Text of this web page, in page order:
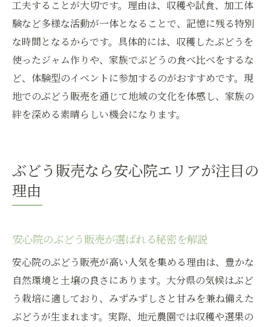
工夫することが大切です。理由は、収穫や試食、加工体
験など多様な活動が一体となることで、記憶に残る特別
な時間となるからです。具体的には、収穫したぶどうを
使ったジャム作りや、家族でぶどうの食べ比べをするな
ど、体験型のイベントに参加するのがおすすめです。現
地でのぶどう販売を通じて地域の文化を体感し、家族の
絆を深める素晴らしい機会になります。
ぶどう販売なら安心院エリアが注目の
理由
安心院のぶどう販売が選ばれる秘密を解説
安心院のぶどう販売が高い人気を集める理由は、豊かな
自然環境と土壌の良さにあります。大分県の気候はぶど
う栽培に適しており、みずみずしさと甘みを兼ね備えた
ぶどうが生まれます。実際、地元農園では収穫や選果の